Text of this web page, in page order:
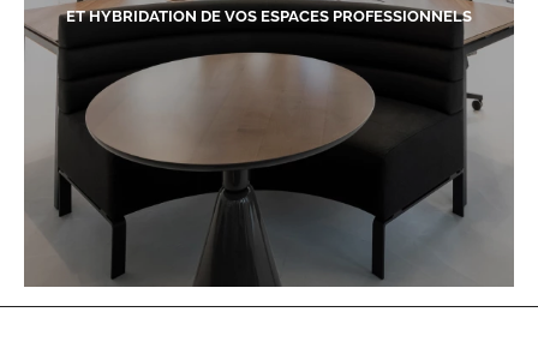
ET HYBRIDATION DE VOS ESPACES PROFESSIONNELS